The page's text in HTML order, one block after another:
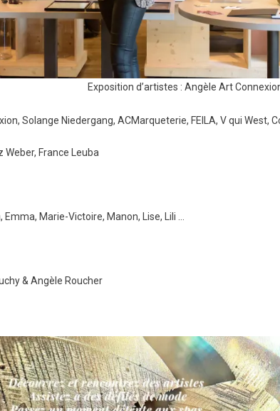
Exposition d’artistes : Angèle Art
Solange Niedergang, ACMarqueterie, FEILA, V qui West,
Weber, France Leuba
Emma, Marie-Victoire, Manon, Lise, Lili …
& Angèle Roucher